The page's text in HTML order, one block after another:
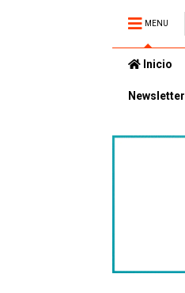
MENU
Inicio
Newsletter